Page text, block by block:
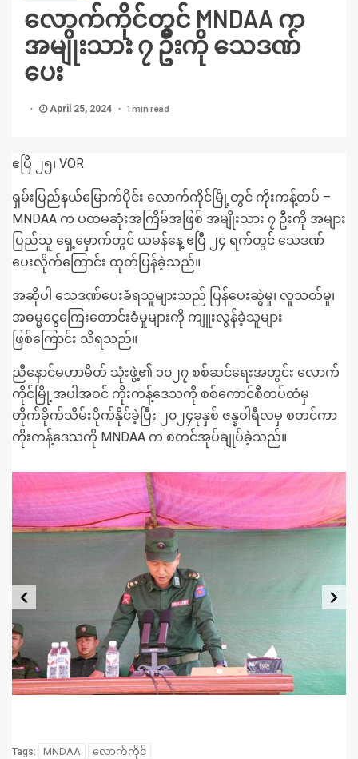
လောက်ကိုင်တွင် MNDAA က
အမျိုးသား ၇ ဦးကို သေဒဏ်
ပေး
April 25, 2024 1 min read
ဧပြီ ၂၅၊ VOR
ရှမ်းပြည်နယ်မြောက်ပိုင်း လောက်ကိုင်မြို့တွင် ကိုးကန့်တပ် –
MNDAA က ပထမဆုံးအကြိမ်အဖြစ် အမျိုးသား ၇ ဦးကို အများ
ပြည်သူ ရှေ့မှောက်တွင် ယမန်နေ့ ဧပြီ ၂၄ ရက်တွင် သေဒဏ်
ပေးလိုက်ကြောင်း ထုတ်ပြန်ခဲ့သည်။
အဆိုပါ သေဒဏ်ပေးခံရသူများသည် ပြန်ပေးဆွဲမှု၊ လူသတ်မှု၊
အဓမ္မငွေကြေးတောင်းခံမှုများကို ကျူးလွန်ခဲ့သူများ
ဖြစ်ကြောင်း သိရသည်။
ညီနောင်မဟာမိတ် သုံးဖွဲ့၏ ၁၀၂၇ စစ်ဆင်ရေးအတွင်း လောက်
ကိုင်မြို့အပါအဝင် ကိုးကန့်ဒေသကို စစ်ကောင်စီတပ်ထံမှ
တိုက်ခိုက်သိမ်းပိုက်နိုင်ခဲ့ပြီး ၂၀၂၄ခုနှစ် ဇန္နဝါရီလမှ စတင်ကာ
ကိုးကန့်ဒေသကို MNDAA က စတင်အုပ်ချုပ်ခဲ့သည်။
Tags: MNDAA လောက်ကိုင်